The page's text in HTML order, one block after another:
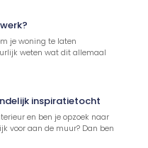
je woning te laten
weten wat dit allemaal
inspiratietocht
en ben je opzoek naar
voor aan de muur? Dan ben